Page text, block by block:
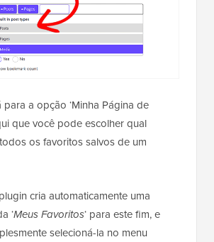
para a opção ‘Minha Página de
que você pode escolher qual
os favoritos salvos de um
cria automaticamente uma
‘Meus Favoritos‘ para este fim, e
selecioná-la no menu